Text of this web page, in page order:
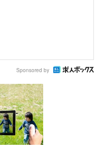
Sponsored by